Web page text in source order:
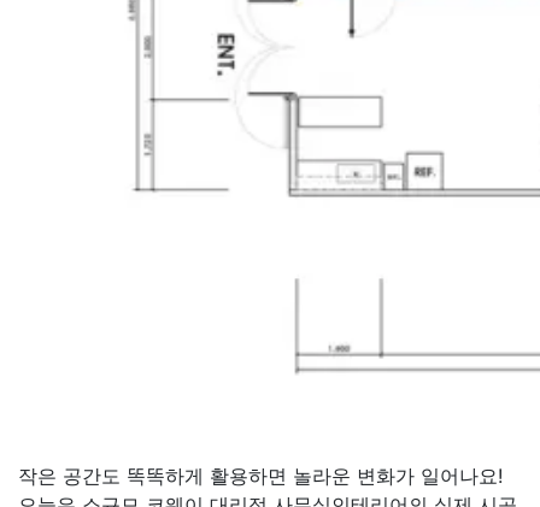
작은 공간도 똑똑하게 활용하면 놀라운 변화가 일어나요!